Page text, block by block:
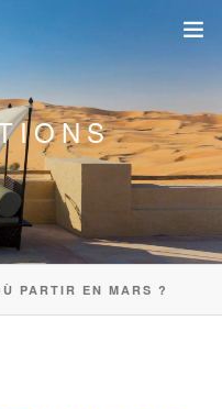
MESURE
59
PARTIR EN MARS ?